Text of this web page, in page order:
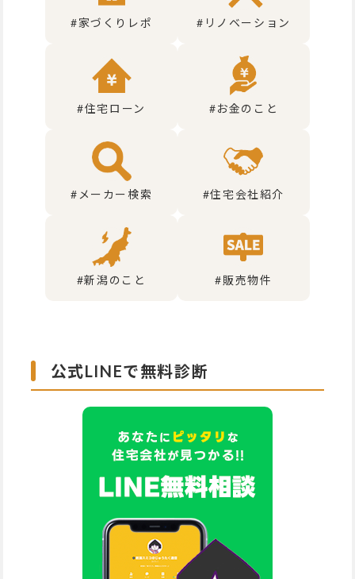
公式LINEで無料診断
#家づくりレポ #リノベーション
#住宅ローン #お金のこと
#メーカー検索 #住宅会社紹介
#新潟のこと #販売物件